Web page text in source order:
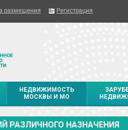
размещения Регистрация
НЕДВИЖИМОСТЬ
МОСКВЫ И МО
РАЗЛИЧНОГО НАЗНАЧЕНИЯ